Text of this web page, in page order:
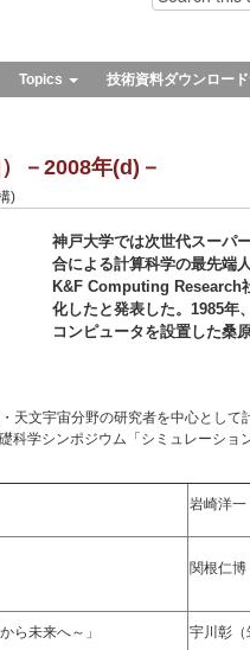
Topics 技術資料ダウンロー
－2008年(d)－
)
神戸大学では次世代スーパ
合による計算科学の最先端
K&F Computing Research
化したと発表した。1985年
コンピュータを設置した桑
天文宇宙分野の研究者を中心とし
科学シンポジウム「シミュレーシ
岩崎洋一
関根仁博
ら未来へ～」 宇川彰（